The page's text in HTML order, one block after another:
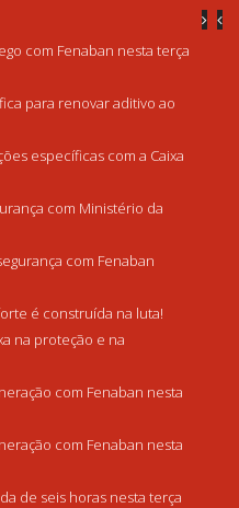
com Fenaban nesta terça
para renovar aditivo ao
específicas com a Caixa
com Ministério da
com Fenaban
é construída na luta!
na proteção e na
com Fenaban nesta
com Fenaban nesta
de seis horas nesta terça